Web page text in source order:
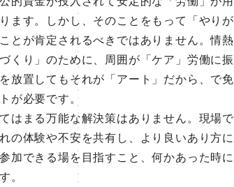
ます。しかし、そのことをもって「やりが
とが肯定されるべきではありません。情熱
くり」のために、周囲が「ケア」労働に振
放置してもそれが「アート」だから、で免
が必要です。
まる万能な解決策はありません。現場で
の体験や不安を共有し、より良いあり方に
加できる場を目指すこと、何かあった時に
。